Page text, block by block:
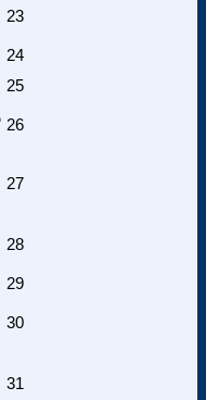
23
24
25
26
27
28
29
30
31